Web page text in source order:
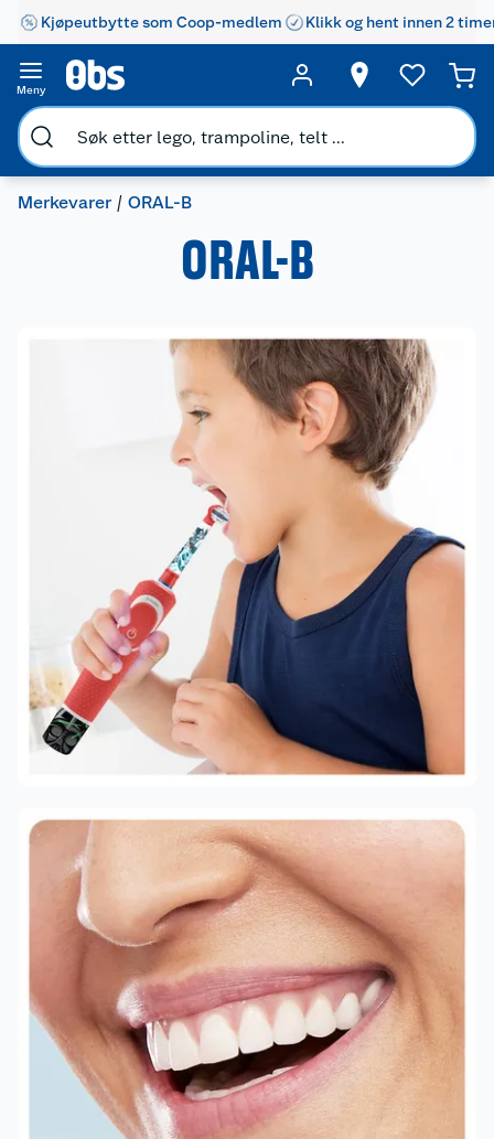
Kjøpeutbytte som Coop-medlem Klikk og hent innen 2
Meny
Merkevarer ORAL-B
ORAL-B